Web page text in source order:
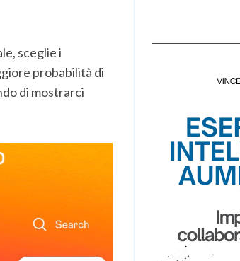
sceglie i
probabilità di
di mostrarci